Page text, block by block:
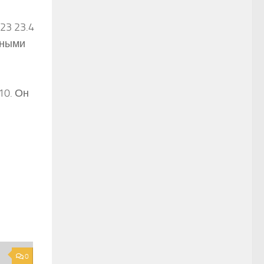
23.4
Он
0